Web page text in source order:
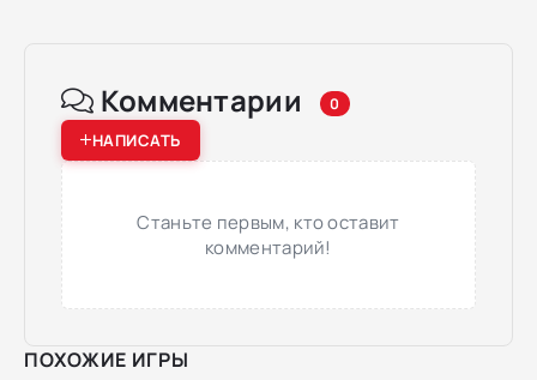
Комментарии 0
НАПИСАТЬ
Станьте первым, кто оставит
комментарий!
ПОХОЖИЕ ИГРЫ